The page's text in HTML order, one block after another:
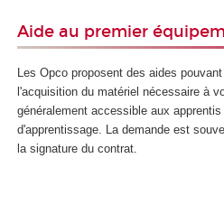
Aide au premier
Les Opco proposent des aides
l'acquisition du matériel nécessaire à
généralement accessible aux
d'apprentissage. La demande est
la signature du contrat.